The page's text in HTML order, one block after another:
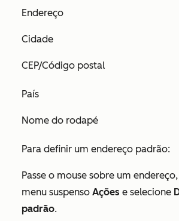
Endereço
Cidade
CEP/Código postal
País
Nome do rodapé
Para definir um endereço padrão:
Passe o mouse sobre um
menu suspenso Ações e selecione
padrão.